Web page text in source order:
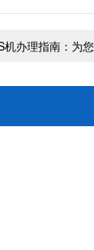
机办理指南：为